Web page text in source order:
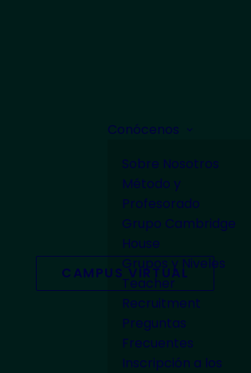
CAMPUS VIRTUAL
Conócenos
Sobre Nosotros
Método y
Profesorado
Grupo Cambridge
House
Grupos y Niveles
Teacher
Recruitment
Preguntas
Frecuentes
Inscripción a los